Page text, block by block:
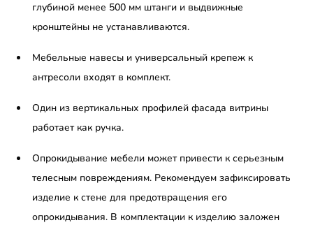
глубиной менее 500 мм штанги и выдвижные
кронштейны не устанавливаются.
Мебельные навесы и универсальный крепеж к
антресоли входят в комплект.
Один из вертикальных профилей фасада витрины
работает как ручка.
Опрокидывание мебели может привести к серьезным
телесным повреждениям. Рекомендуем зафиксировать
изделие к стене для предотвращения его
опрокидывания. В комплектации к изделию заложен